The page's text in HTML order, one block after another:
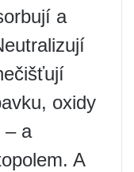
a
oxidy
– a
A